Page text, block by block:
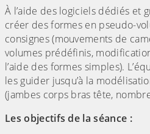
À l’aide des logiciels dédiés et
créer des formes en pseudo-
consignes (mouvements de
volumes prédéfinis,
l’aide des formes simples).
les guider jusqu’à la
(jambes corps bras tête,
Les objectifs de la séance :